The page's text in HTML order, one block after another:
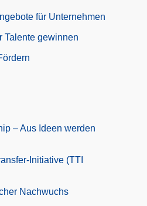
für Unternehmen
Talente gewinnen
– Aus Ideen werden
Initiative (TTI
Nachwuchs